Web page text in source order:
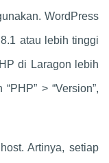
WordPress
atau lebih tinggi
di Laragon lebih
> “Version”,
Artinya, setiap